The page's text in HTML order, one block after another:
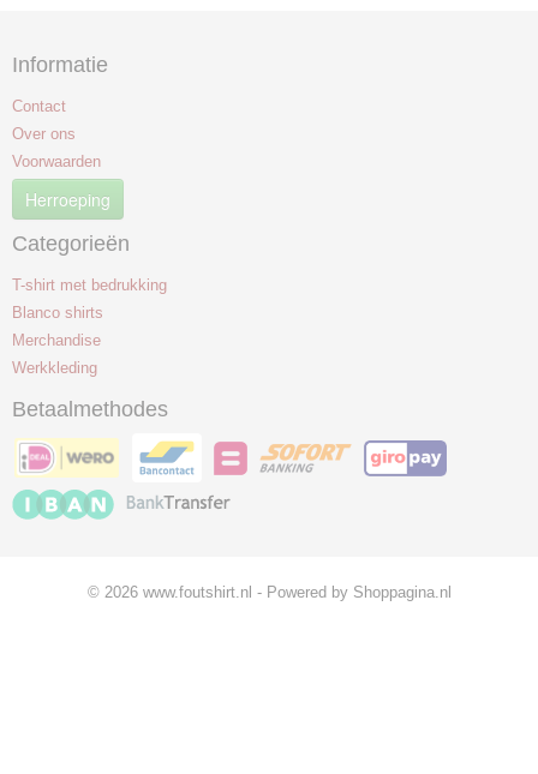
Informatie
Contact
Over ons
Voorwaarden
Herroeping
Categorieën
T-shirt met bedrukking
Blanco shirts
Merchandise
Werkkleding
Betaalmethodes
© 2026 www.foutshirt.nl - Powered by Shoppagina.nl